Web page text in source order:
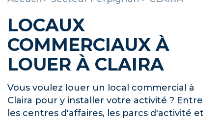
LOCAUX
COMMERCIAUX À
LOUER À CLAIRA
Vous voulez louer un local commercial à
Claira pour y installer votre activité ? Entre
les centres d'affaires, les parcs d'activité et